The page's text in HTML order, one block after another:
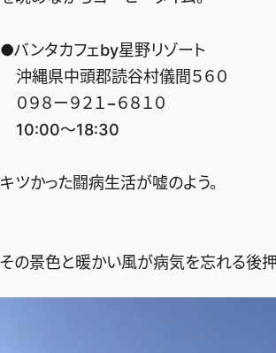
●バンタカフェby星野リゾート
沖縄県中頭郡読谷村儀間５６０
０９８ー９２１−６８１０
10:00〜18:30
キツかった闘病生活が嘘のよう。
その景色と暖かい風が病気を忘れる後押